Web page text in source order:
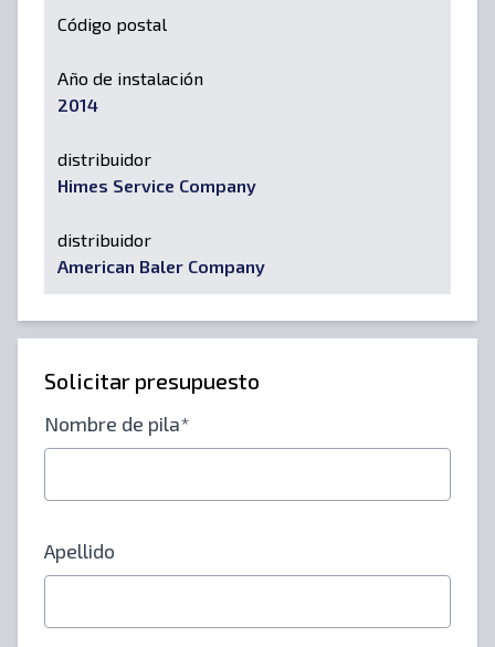
Código postal
Año de instalación
2014
distribuidor
Himes Service Company
distribuidor
American Baler Company
Solicitar presupuesto
Nombre de pila*
Apellido